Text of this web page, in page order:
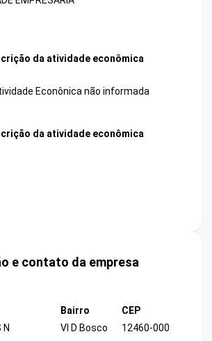
da atividade econômica
Econônica não informada
da atividade econômica
e contato da empresa
N
Bairro
Vl D Bosco
CEP
12460-000